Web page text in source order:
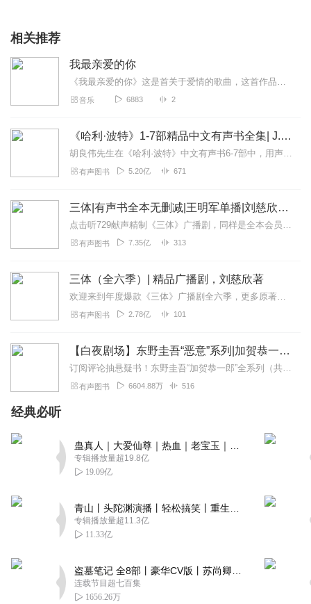
相关推荐
我最亲爱的你
《我最亲爱的你》这是首关于爱情的歌曲，这首作品是歌手秋水（(龚水平)个人首张单曲专辑，...
音乐 6883 2
《哈利·波特》1-7部精品中文有声书全集| J.K.罗琳原著，光合积木演播
胡良伟先生在《哈利·波特》中文有声书6-7部中，用声音带领着大家继续魔法之旅。为保证作品的一致性，给大家带来完整的魔法体验，我们与版权方PottermoreP...
有声图书 5.20亿 671
三体|有声书全本无删减|王明军单播|刘慈欣原著
点击听729献声精制《三体》广播剧，同样是全本会员免费畅听，快来感受声音大戏的魅力！【购买须知】1、本作品部分集数为免费试听。2、版权归原作者所有，严禁翻录成任...
有声图书 7.35亿 313
三体（全六季）| 精品广播剧，刘慈欣著
欢迎来到年度爆款《三体》广播剧全六季，更多原著细节，全集畅听！【购买须知】1、本作品为付费广播剧《三体（全六季）》，定价198元，购买成功后即可收听。VIP会员...
有声图书 2.78亿 101
【白夜剧场】东野圭吾“恶意”系列|加贺恭一郎全11部
订阅评论抽悬疑书！东野圭吾“加贺恭一郎”全系列（共11部）11.30正式上线白夜剧场，第一部《祈祷落幕时》率先发布！即日起～12.20日24点前，专辑评论点赞...
有声图书 6604.88万 516
经典必听
专辑播放量超19.8亿
19.09亿
专辑播放量超11.3亿
11.33亿
连载节目超七百集
1656.26万